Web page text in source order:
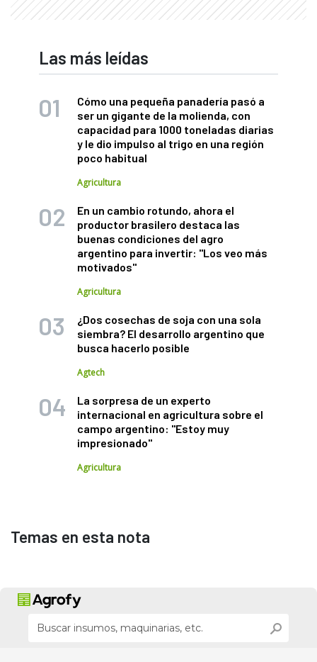
Las más leídas
Cómo una pequeña panadería pasó a
ser un gigante de la molienda, con
capacidad para 1000 toneladas diarias
y le dio impulso al trigo en una región
poco habitual
Agricultura
En un cambio rotundo, ahora el
productor brasilero destaca las
buenas condiciones del agro
argentino para invertir: "Los veo más
motivados"
Agricultura
¿Dos cosechas de soja con una sola
siembra? El desarrollo argentino que
busca hacerlo posible
Agtech
La sorpresa de un experto
internacional en agricultura sobre el
campo argentino: "Estoy muy
impresionado"
Agricultura
Temas en esta nota